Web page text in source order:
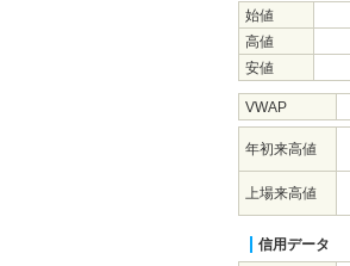
始値
高値
安値
VWAP
年初来高値
上場来高値
信用データ